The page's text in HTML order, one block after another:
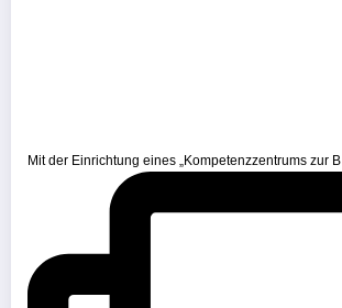
Mit der Einrichtung eines „Kompetenzzentrums zur B